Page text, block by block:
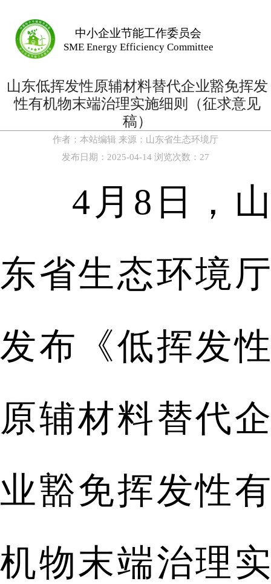
中小企业节能工作委员会
SME Energy Efficiency Committee
山东低挥发性原辅材料替代企业豁免挥发
性有机物末端治理实施细则（征求意见
稿）
作者： 本站编辑 来源： 山东省生态环境厅
发布日期： 2025-04-14 浏览次数： 27
4月8日，山
东省生态环境厅
发布《低挥发性
原辅材料替代企
业豁免挥发性有
机物末端治理实